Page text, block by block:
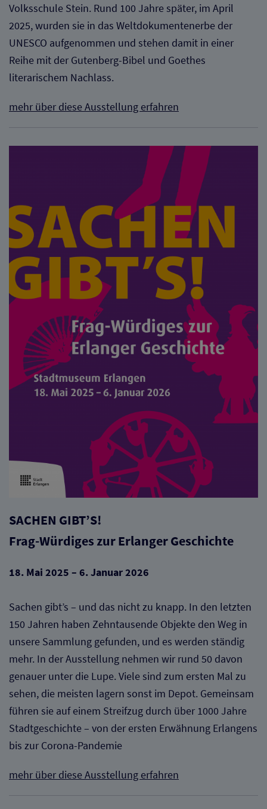
Volksschule Stein. Rund 100 Jahre später, im April
2025, wurden sie in das Weltdokumentenerbe der
UNESCO aufgenommen und stehen damit in einer
Reihe mit der Gutenberg-Bibel und Goethes
literarischem Nachlass.
mehr über diese Ausstellung erfahren
SACHEN GIBT’S!
Frag-Würdiges zur Erlanger Geschichte
18. Mai 2025 – 6. Januar 2026
Sachen gibt’s – und das nicht zu knapp. In den letzten
150 Jahren haben Zehntausende Objekte den Weg in
unsere Sammlung gefunden, und es werden ständig
mehr. In der Ausstellung nehmen wir rund 50 davon
genauer unter die Lupe. Viele sind zum ersten Mal zu
sehen, die meisten lagern sonst im Depot. Gemeinsam
führen sie auf einem Streifzug durch über 1000 Jahre
Stadtgeschichte – von der ersten Erwähnung Erlangens
bis zur Corona-Pandemie
mehr über diese Ausstellung erfahren